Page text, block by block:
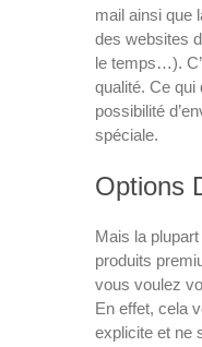
mail ainsi que
des websites
le temps…).
qualité. Ce qui
possibilité
spéciale.
Options
Mais la
produits
vous voulez
En effet, cela
explicite et ne